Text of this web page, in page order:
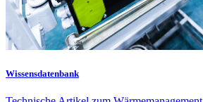
Wissensdatenbank